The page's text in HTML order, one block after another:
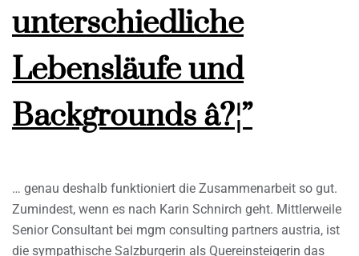
unterschiedliche
Lebensläufe und
Backgrounds â?¦”
… genau deshalb funktioniert die Zusammenarbeit so gut.
Zumindest, wenn es nach Karin Schnirch geht. Mittlerweile
Senior Consultant bei mgm consulting partners austria, ist
die sympathische Salzburgerin als Quereinsteigerin das